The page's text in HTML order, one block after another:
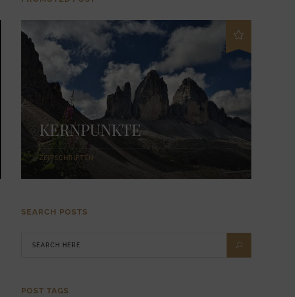
KERNPUNKTE
ZEITSCHRIFTEN
SEARCH POSTS
POST TAGS